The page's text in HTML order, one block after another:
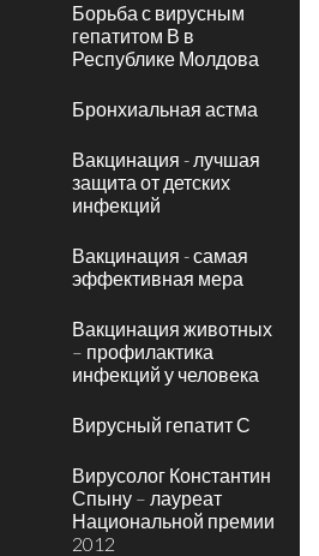
Борьба с вирусным
гепатитом В в
Республике Молдова
Бронхиальная астма
Вакцинация - лучшая
защита от детских
инфекций
Вакцинация - самая
эффективная мера
Вакцинация животных
– профилактика
инфекций у человека
Вирусный гепатит С
Вирусолог Константин
Спыну – лауреат
Национальной премии
2012